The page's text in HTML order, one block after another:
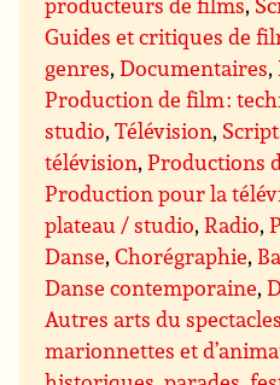
Guides et critiques de
genres,Documentaires,
Production de film :
studio,Télévision,
télévision,Productions
Production pour la
plateau / studio,Radio,
Danse,Chorégraphie,
Danse contemporaine,
Autres arts du spectacles
marionnettes et